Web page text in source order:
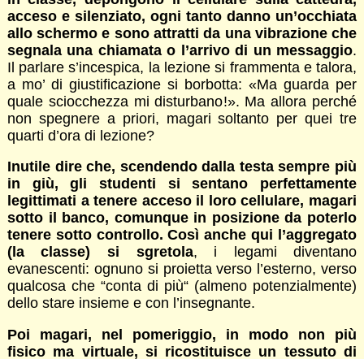
acceso e silenziato, ogni tanto danno un’occhiata
allo schermo e sono attratti da una vibrazione che
segnala una chiamata o l’arrivo di un messaggio.
Il parlare s’incespica, la lezione si frammenta e talora,
a mo’ di giustificazione si borbotta: «Ma guarda per
quale sciocchezza mi disturbano!». Ma allora perché
non spegnere a priori, magari soltanto per quei tre
quarti d’ora di lezione?
Inutile dire che, scendendo dalla testa sempre più
in giù, gli studenti si sentano perfettamente
legittimati a tenere acceso il loro cellulare, magari
sotto il banco, comunque in posizione da poterlo
tenere sotto controllo. Così anche qui l’aggregato
(la classe) si sgretola, i legami diventano
evanescenti: ognuno si proietta verso l’esterno, verso
qualcosa che “conta di più“ (almeno potenzialmente)
dello stare insieme e con l’insegnante.
Poi magari, nel pomeriggio, in modo non più
fisico ma virtuale, si ricostituisce un tessuto di